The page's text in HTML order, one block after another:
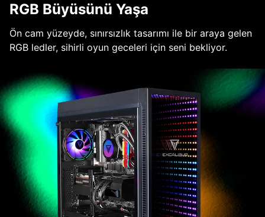
RGB Büyüsünü Yaşa
Ön cam yüzeyde, sınırsızlık tasarımı ile bir araya gelen
RGB ledler, sihirli oyun geceleri için seni bekliyor.